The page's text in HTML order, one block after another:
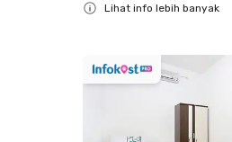
Lihat info lebih banyak